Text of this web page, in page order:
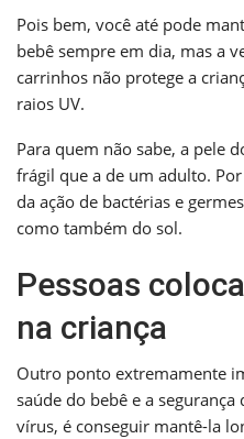
Pois bem, você até pode
bebê sempre em dia, mas a
carrinhos não protege a
raios UV.
Para quem não sabe, a pele
frágil que a de um adulto.
da ação de bactérias e
como também do sol.
Pessoas
na criança
Outro ponto extremamente
saúde do bebê e a
vírus, é conseguir mantê-la